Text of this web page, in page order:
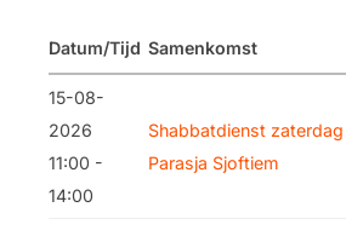
Datum/Tijd Samenkomst
15-08-
2026
11:00 -
14:00
Shabbatdienst
Parasja Sjoftiem